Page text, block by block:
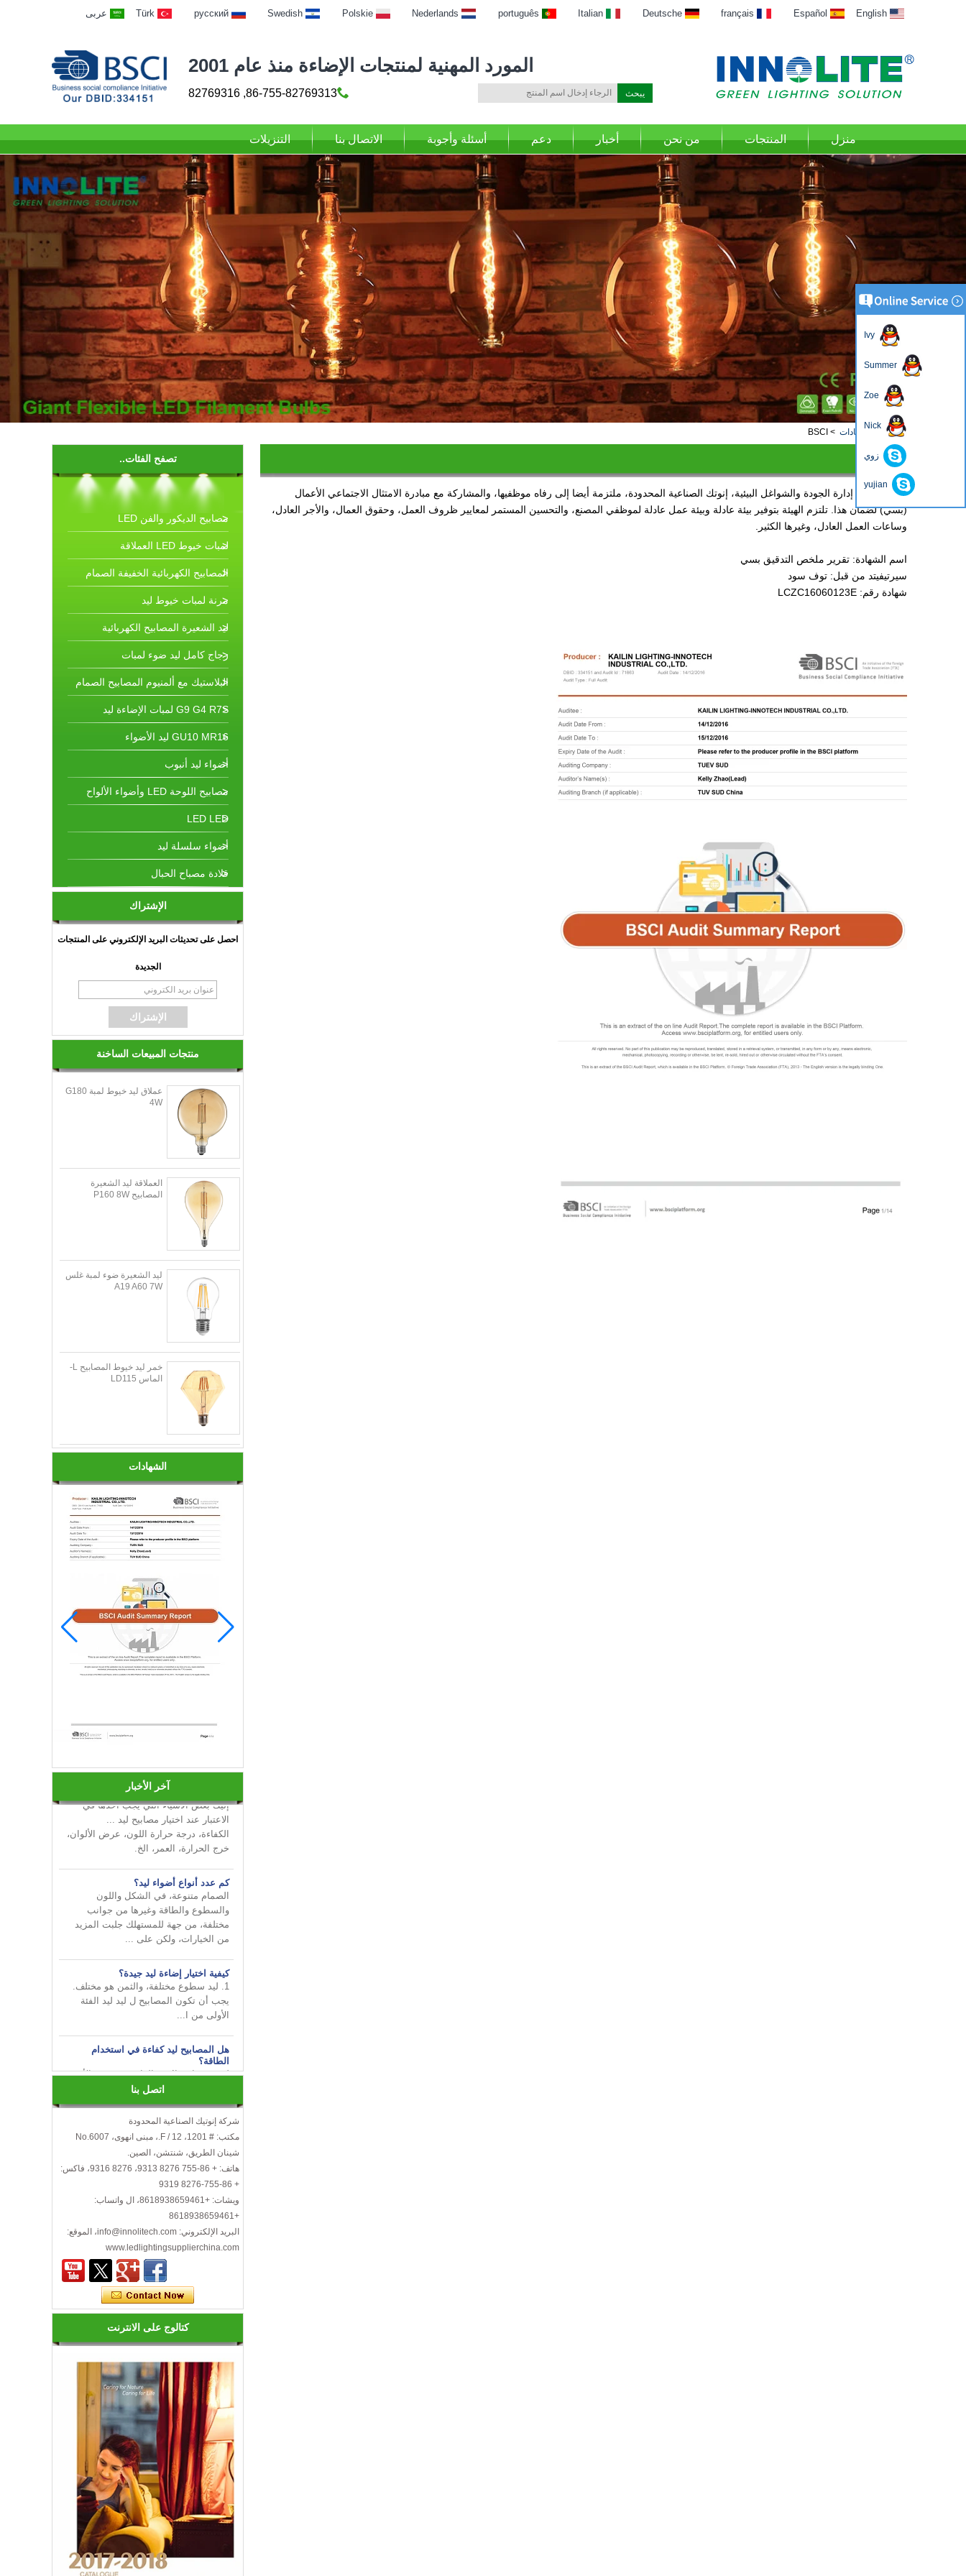
English
Español
français
Deutsche
Italian
português
Nederlands
Polskie
Swedish
русский
Türk عربى
المورد المهنية لمنتجات الإضاءة منذ عام 2001
86-755-82769313, 82769316
منزل المنتجات من نحن أخبار دعم أسئلة وأجوبة الاتصال بنا التنزيلات
4
منزل، بيت شهادات >
BSCI
تصفح الفئات..
مصابيح الديكور والفن LED
لمبات خيوط LED العملاقة
المصابيح الكهربائية الخفيفة الصمام
مرنة لمبات خيوط ليد
ليد الشعيرة المصابيح الكهربائية
زجاج كامل ليد ضوء لمبات
البلاستيك مع ألمنيوم المصابيح الصمام
G9 G4 R7S لمبات الإضاءة ليد
GU10 MR16 ليد الأضواء
أضواء ليد أنبوب
مصابيح اللوحة LED وأضواء الألواح
LED LED
أضواء سلسلة ليد
قلادة مصباح الحبال
الإشتراك
احصل على تحديثات البريد الإلكتروني على المنتجات
الجديدة
منتجات المبيعات الساخنة
عملاق ليد خيوط لمبة G180
4W
العملاقة ليد الشعيرة
المصابيح P160 8W
ليد الشعيرة ضوء لمبة غلس
A19 A60 7W
خمر ليد خيوط المصابيح L-
الماس LD115
الشهادات
آخر الأخبار
INNOTECH في معرض الإضاءة الدولي
كيفية اختيار لمبات ليد؟
إليك بعض الأشياء التي يجب أخذها في
الاعتبار عند اختيار مصابيح ليد ...
الكفاءة، درجة حرارة اللون، عرض الألوان،
خرج الحرارة، العمر، الخ.
كم عدد أنواع أضواء ليد؟
الصمام متنوعة، في الشكل واللون
والسطوع والطاقة وغيرها من جوانب
مختلفة، من جهة للمستهلك جلبت المزيد
من الخيارات، ولكن على ...
كيفية اختيار إضاءة ليد جيدة؟
1. ليد سطوع مختلفة، والثمن هو مختلف.
يجب أن تكون المصابيح ل ليد ليد الفئة
الأولى من ا...
هل المصابيح ليد كفاءة في استخدام
الطاقة؟
ليس فقط هذا! في الواقع، قد عثرة الأخيرة
في شعبي تجعلك تعتقد أن هذه المصابيح
قم بإضفاء البهجة على أعمالك من
INNOTECH في معرض الإضاءة الدولي
2024 HK
إليك بعض الأشياء التي يجب أخذها في
الاعتبار عند اختيار مصابيح ليد ...
الكفاءة، درجة حرارة اللون، عرض الألوان،
خرج الحرارة، العمر، الخ.
كم عدد أنواع أضواء ليد؟
الصمام متنوعة، في الشكل واللون
والسطوع والطاقة وغيرها من جوانب
مختلفة، من جهة للمستهلك جلبت المزيد
من الخيارات، ولكن على ...
1. ليد سطوع مختلفة، والثمن هو مختلف.
يجب أن تكون المصابيح ل ليد ليد الفئة
الأولى من ا...
هل المصابيح ليد كفاءة في استخدام
الطاقة؟
ليس فقط هذا! في الواقع، قد عثرة الأخيرة
في شعبي تجعلك تعتقد أن هذه المصابيح
كفاءة ف...
اتصل بنا
شركة إنوتيك الصناعية المحدودة
مكتب: # 1201، 12 / F.، مبنى انهوى، No.6007
شينان الطريق، شنتشن، الصين.
هاتف: + 86-755 8276 9313، 8276 9316، فاكس:
+ 86-755-8276 9319
ويشات: +8618938659461، ال واتساب:
+8618938659461
البريد الإلكتروني: info@innolitech.com، الموقع:
www.ledlightingsupplierchina.com
كتالوج على الانترنت
BSCI
بالإضافة إلى إدارة الجودة والشواغل البيئية، إنوتك الصناعية المحدودة، ملتزمة أيضا إلى رفاه موظفيها، والمشاركة مع مبادرة الامتثال الاجتماعي الأعمال
(بسي) لضمان هذا. تلتزم الهيئة بتوفير بيئة عادلة وبيئة عمل عادلة لموظفي المصنع، والتحسين المستمر لمعايير ظروف العمل، وحقوق العمال، والأجر العادل،
وساعات العمل العادل، وغيرها الكثير.
اسم الشهادة: تقرير ملخص التدقيق بسي
سيرتيفيتد من قبل: توف سود
شهادة رقم: LCZC16060123E
زوي